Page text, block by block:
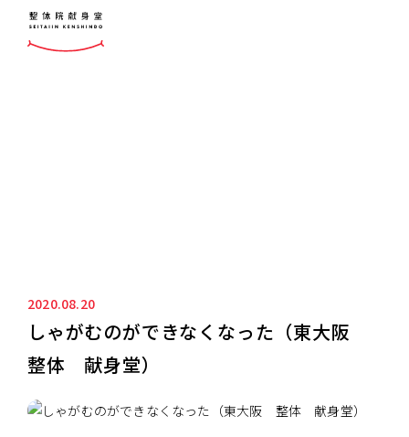
2020.08.20
しゃがむのができなくなった（東大阪
整体 献身堂）